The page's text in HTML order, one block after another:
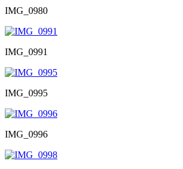
IMG_0980
IMG_0991
IMG_0995
IMG_0996